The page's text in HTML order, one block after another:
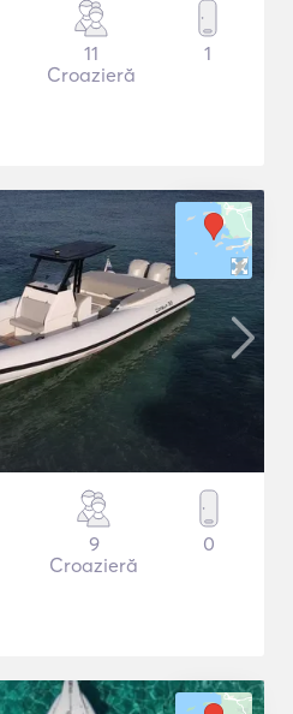
11
Croazieră
1
9
Croazieră
0